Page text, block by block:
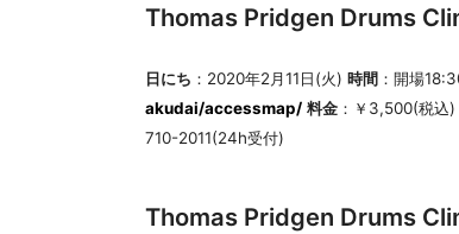
Thomas Pridgen Drums
日にち ：2020年2月11日(火) 時間 ：開場
akudai/accessmap/ 料金 ：￥3,500(税込)
710-2011(24h受付)
Thomas Pridgen Drums